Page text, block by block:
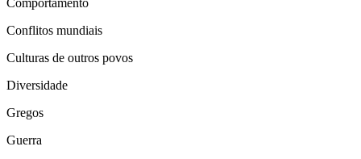
Conflitos mundiais
Culturas de outros povos
Diversidade
Gregos
Guerra